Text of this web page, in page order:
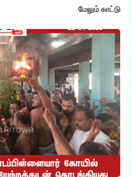
மேலும் காட்டு